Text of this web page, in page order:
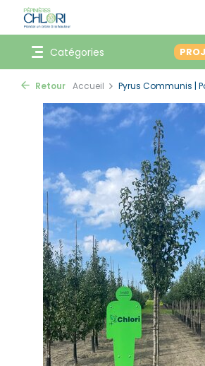
Catégories
Retour Accueil Pyrus Communis |